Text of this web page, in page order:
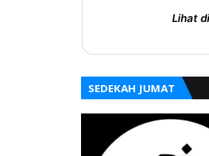
Lihat
SEDEKAH JUMAT